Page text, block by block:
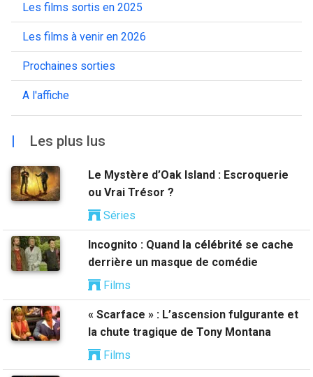
Les films sortis en 2025
Les films à venir en 2026
Prochaines sorties
A l'affiche
| Les plus lus
Le Mystère d’Oak Island : Escroquerie
ou Vrai Trésor ?
Séries
Incognito : Quand la célébrité se cache
derrière un masque de comédie
Films
« Scarface » : L’ascension fulgurante et
la chute tragique de Tony Montana
Films